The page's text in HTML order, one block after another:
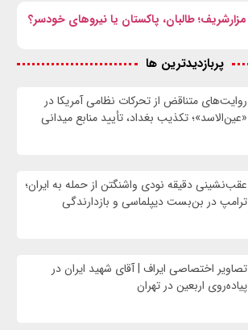
پربازدیدترین ها
روایت‌های متناقض از تحرکات نظامی آمریکا در
«عین‌الاسد»؛ تکذیب بغداد، تأیید منابع میدانی
عقب‌نشینی دقیقه نودی واشنگتن از حمله به ایران؛
ترامپ در بن‌بست دیپلماسی و بازدارندگی
تصاویر اختصاصی ایراف | آقای شهید ایران در
پیاده‌روی اربعین در تهران